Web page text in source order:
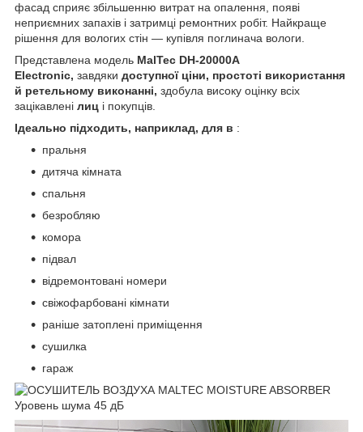
фасад сприяє збільшенню витрат на опалення, появі
неприємних запахів і затримці ремонтних робіт. Найкраще
рішення для вологих стін — купівля поглинача вологи.
Представлена модель MalTec DH-20000A
Electronic, завдяки доступної ціни, простоті використання
й ретельному виконанні, здобула високу оцінку всіх
зацікавлені лиц і покупців.
Ідеально підходить, наприклад, для в :
пральня
дитяча кімната
спальня
безробляю
комора
підвал
відремонтовані номери
свіжофарбовані кімнати
раніше затоплені приміщення
сушилка
гараж